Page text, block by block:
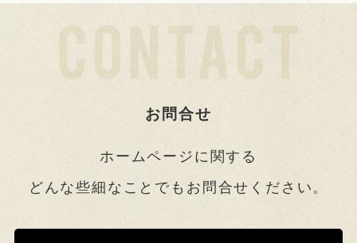
お問合せ
ホームページに関する
どんな些細なことでもお問合せください。